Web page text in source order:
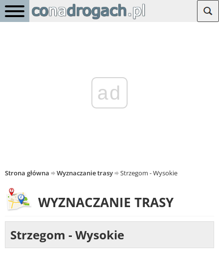
ad
Strona główna Wyznaczanie trasy Strzegom - Wysokie
WYZNACZANIE TRASY
Strzegom - Wysokie